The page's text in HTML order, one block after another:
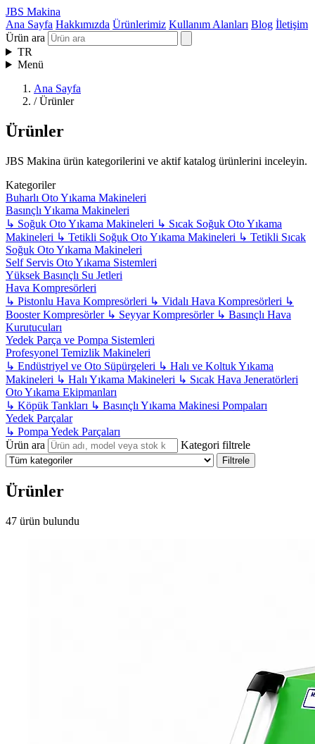
JBS Makina
Ana Sayfa Hakkımızda Ürünlerimiz Kullanım Alanları Blog İletişim
Ürün ara
TR
Menü
Ana Sayfa
/ Ürünler
Ürünler
JBS Makina ürün kategorilerini ve aktif katalog ürünlerini inceleyin.
Kategoriler
Buharlı Oto Yıkama Makineleri
Basınçlı Yıkama Makineleri
↳ Soğuk Oto Yıkama Makineleri ↳ Sıcak Soğuk Oto Yıkama
Makineleri ↳ Tetikli Soğuk Oto Yıkama Makineleri ↳ Tetikli Sıcak
Soğuk Oto Yıkama Makineleri
Self Servis Oto Yıkama Sistemleri
Yüksek Basınçlı Su Jetleri
Hava Kompresörleri
↳ Pistonlu Hava Kompresörleri ↳ Vidalı Hava Kompresörleri ↳
Booster Kompresörler ↳ Seyyar Kompresörler ↳ Basınçlı Hava
Kurutucuları
Yedek Parça ve Pompa Sistemleri
Profesyonel Temizlik Makineleri
↳ Endüstriyel ve Oto Süpürgeleri ↳ Halı ve Koltuk Yıkama
Makineleri ↳ Halı Yıkama Makineleri ↳ Sıcak Hava Jeneratörleri
Oto Yıkama Ekipmanları
↳ Köpük Tankları ↳ Basınçlı Yıkama Makinesi Pompaları
Yedek Parçalar
↳ Pompa Yedek Parçaları
Ürün ara
Kategori filtrele
Filtrele
Ürünler
47 ürün bulundu